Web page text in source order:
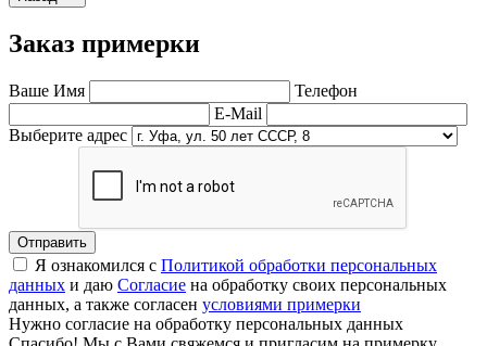
Заказ примерки
Ваше Имя
Телефон
E-Mail
Выберите адрес
Отправить
Я ознакомился с Политикой обработки персональных
данных и даю Согласие на обработку своих персональных
данных, а также согласен условиями примерки
Нужно согласие на обработку персональных данных